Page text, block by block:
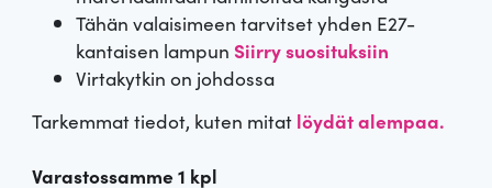
Tähän valaisimeen tarvitset yhden E27-
kantaisen lampun Siirry suosituksiin
Virtakytkin on johdossa
Tarkemmat tiedot, kuten mitat löydät alempaa.
Varastossamme 1 kpl